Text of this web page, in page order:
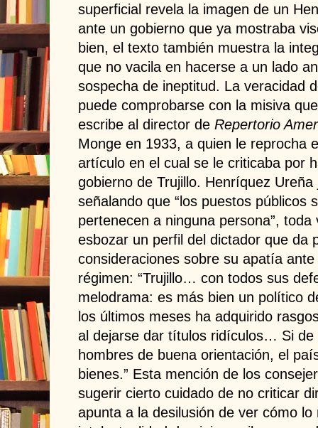
superficial revela la imagen de un
ante un gobierno que ya mostraba
bien, el texto también muestra la
que no vacila en hacerse a un lado
sospecha de ineptitud. La veracidad
puede comprobarse con la misiva
escribe al director de Repertorio
Monge en 1933, a quien le reprocha
artículo en el cual se le criticaba por
gobierno de Trujillo. Henríquez
señalando que “los puestos públicos
pertenecen a ninguna persona”,
esbozar un perfil del dictador que da
consideraciones sobre su apatía
régimen: “Trujillo… con todos sus
melodrama: es más bien un político
los últimos meses ha adquirido
al dejarse dar títulos ridículos… Si de
hombres de buena orientación, el
bienes.” Esta mención de los
sugerir cierto cuidado de no criticar
apunta a la desilusión de ver cómo